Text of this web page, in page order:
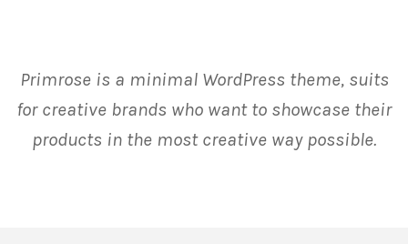
Primrose is a minimal WordPress theme, suits
for creative brands who want to showcase their
products in the most creative way possible.